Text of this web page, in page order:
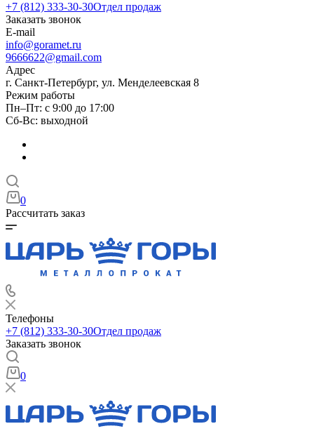
+7 (812) 333-30-30Отдел продаж
Заказать звонок
E-mail
info@goramet.ru
9666622@gmail.com
Адрес
г. Санкт-Петербург, ул. Менделеевская 8
Режим работы
Пн–Пт: с 9:00 до 17:00
Сб-Вс: выходной
0
Рассчитать заказ
Телефоны
+7 (812) 333-30-30Отдел продаж
Заказать звонок
0